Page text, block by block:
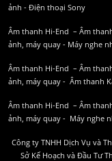
ảnh - Điện thoại Sony
Âm thanh Hi-End – Âm
ảnh, máy quay - Máy nghe
Âm thanh Hi-End – Âm
ảnh, máy quay - Âm thanh
Âm thanh Hi-End – Âm
ảnh, máy quay - Máy nghe
Công ty TNHH Dịch Vụ và
Sở Kế Hoạch và Đầu Tư